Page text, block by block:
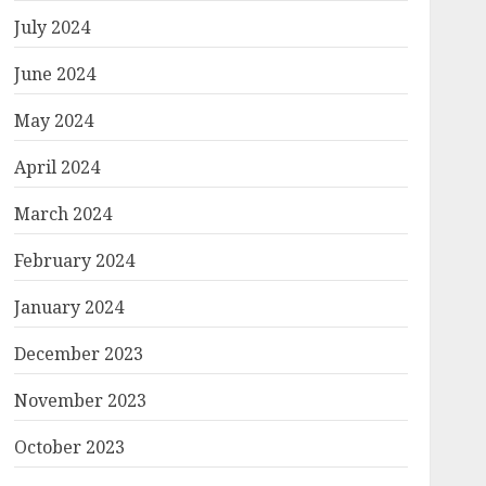
July 2024
June 2024
May 2024
April 2024
March 2024
February 2024
January 2024
December 2023
November 2023
October 2023